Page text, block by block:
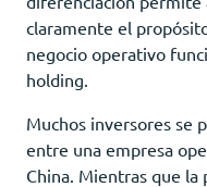
claramente el
negocio operativo
holding.
Muchos inversores se
entre una empresa
China. Mientras que